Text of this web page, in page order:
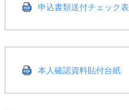
申込書類送付チェック表
本人確認資料貼付台紙